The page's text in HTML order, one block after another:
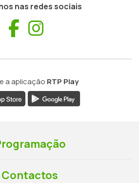
nas redes sociais
Facebook
a aplicação RTP Play
Contactos